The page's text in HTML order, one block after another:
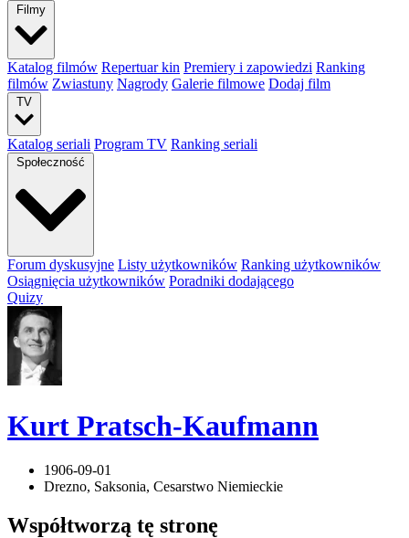
Filmy
Katalog filmów Repertuar kin Premiery i zapowiedzi Ranking
filmów Zwiastuny Nagrody Galerie filmowe Dodaj film
TV
Katalog seriali Program TV Ranking seriali
Społeczność
Forum dyskusyjne Listy użytkowników Ranking użytkowników
Osiągnięcia użytkowników Poradniki dodającego
Quizy
Kurt Pratsch-Kaufmann
1906-09-01
Drezno, Saksonia, Cesarstwo Niemieckie
Współtworzą tę stronę